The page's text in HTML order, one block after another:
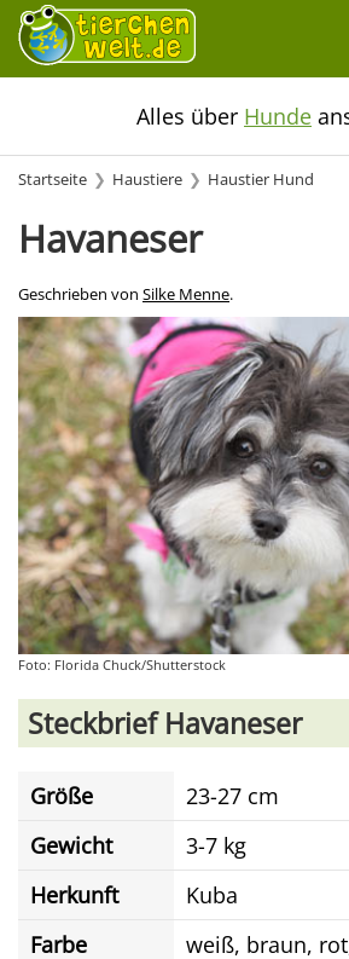
Alles über Hunde
Startseite Haustiere Haustier Hund
Havaneser
Geschrieben von Silke Menne.
Foto: Florida Chuck/Shutterstock
Steckbrief Havaneser
Größe
23-27 cm
Gewicht
3-7 kg
Herkunft
Kuba
Farbe
weiß, braun,